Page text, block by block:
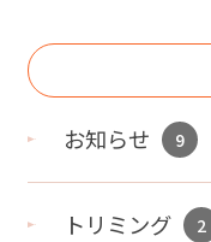
お知らせ 9
トリミング 2